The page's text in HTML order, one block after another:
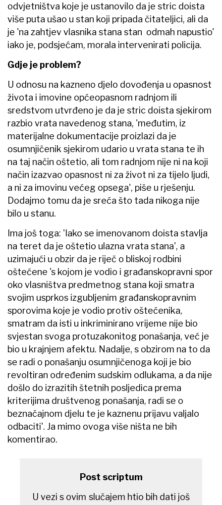
odvjetništva koje je ustanovilo da je stric doista
više puta ušao u stan koji pripada čitateljici, ali da
je 'na zahtjev vlasnika stana stan odmah napustio'
iako je, podsjećam, morala intervenirati policija.
Gdje je problem?
U odnosu na kazneno djelo dovođenja u opasnost
života i imovine općeopasnom radnjom ili
sredstvom utvrđeno je da je stric doista sjekirom
razbio vrata navedenog stana, 'međutim, iz
materijalne dokumentacije proizlazi da je
osumnjičenik sjekirom udario u vrata stana te ih
na taj način oštetio, ali tom radnjom nije ni na koji
način izazvao opasnost ni za život ni za tijelo ljudi,
a ni za imovinu većeg opsega', piše u rješenju.
Dodajmo tomu da je sreća što tada nikoga nije
bilo u stanu.
Ima još toga: 'Iako se imenovanom doista stavlja
na teret da je oštetio ulazna vrata stana', a
uzimajući u obzir da je riječ o bliskoj rodbini
oštećene 's kojom je vodio i građanskopravni spor
oko vlasništva predmetnog stana koji smatra
svojim usprkos izgubljenim građanskopravnim
sporovima koje je vodio protiv oštećenika,
smatram da isti u inkriminirano vrijeme nije bio
svjestan svoga protuzakonitog ponašanja, već je
bio u krajnjem afektu. Nadalje, s obzirom na to da
se radi o ponašanju osumnjičenoga koji je bio
revoltiran određenim sudskim odlukama, a da nije
došlo do izrazitih štetnih posljedica prema
kriterijima društvenog ponašanja, radi se o
beznačajnom djelu te je kaznenu prijavu valjalo
odbaciti'. Ja mimo ovoga više ništa ne bih
komentirao.
Post scriptum
U vezi s ovim slučajem htio bih dati još